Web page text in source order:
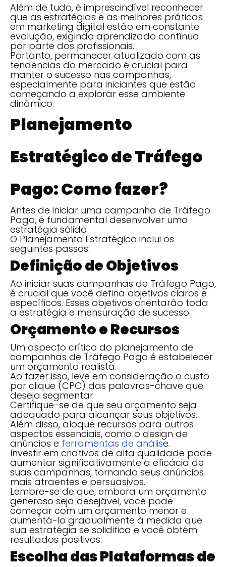
Além de tudo, é imprescindível reconhecer
que as estratégias e as melhores práticas
em marketing digital estão em constante
evolução, exigindo aprendizado contínuo
por parte dos profissionais.
Portanto, permanecer atualizado com as
tendências do mercado é crucial para
manter o sucesso nas campanhas,
especialmente para iniciantes que estão
começando a explorar esse ambiente
dinâmico.
Planejamento
Estratégico de Tráfego
Pago: Como fazer?
Antes de iniciar uma campanha de Tráfego
Pago, é fundamental desenvolver uma
estratégia sólida.
O Planejamento Estratégico inclui os
seguintes passos:
Definição de Objetivos
Ao iniciar suas campanhas de Tráfego Pago,
é crucial que você defina objetivos claros e
específicos. Esses objetivos orientarão toda
a estratégia e mensuração de sucesso.
Orçamento e Recursos
Um aspecto crítico do planejamento de
campanhas de Tráfego Pago é estabelecer
um orçamento realista.
Ao fazer isso, leve em consideração o custo
por clique (CPC) das palavras-chave que
deseja segmentar.
Certifique-se de que seu orçamento seja
adequado para alcançar seus objetivos.
Além disso, aloque recursos para outros
aspectos essenciais, como o design de
anúncios e ferramentas de análise.
Investir em criativos de alta qualidade pode
aumentar significativamente a eficácia de
suas campanhas, tornando seus anúncios
mais atraentes e persuasivos.
Lembre-se de que, embora um orçamento
generoso seja desejável, você pode
começar com um orçamento menor e
aumentá-lo gradualmente à medida que
sua estratégia se solidifica e você obtém
resultados positivos.
Escolha das Plataformas de